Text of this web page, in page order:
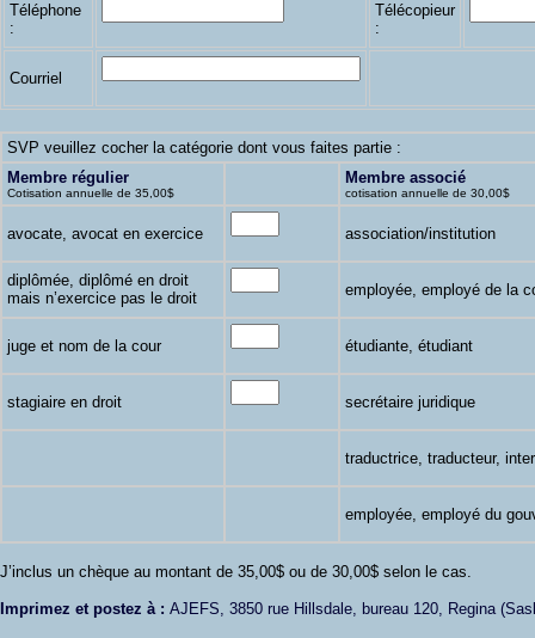
Téléphone
:
Télécopieur
:
Courriel
SVP veuillez cocher la catégorie dont vous faites partie :
Membre régulier
Cotisation annuelle de 35,00$
Membre associé
cotisation annuelle de 30,00$
avocate, avocat en exercice association/institution
diplômée, diplômé en droit
mais n’exercice pas le droit
employée, employé de la
juge et nom de la cour étudiante, étudiant
stagiaire en droit secrétaire juridique
traductrice, traducteur,
employée, employé du
J’inclus un chèque au montant de 35,00$ ou de 30,00$ selon le cas.
Imprimez et postez à : AJEFS, 3850 rue Hillsdale, bureau 120, Regina